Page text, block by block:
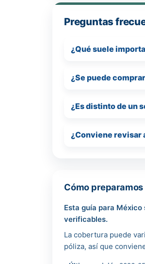
Preguntas
¿Qué suele
¿Se puede
¿Es distinto de un
¿Conviene revisar
Cómo
Esta guía para
verificables.
La cobertura puede
póliza, así que